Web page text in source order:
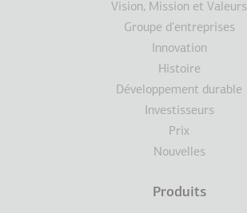
Vision, Mission et Valeurs
Groupe d'entreprises
Innovation
Histoire
Développement durable
Investisseurs
Prix
Nouvelles
Produits